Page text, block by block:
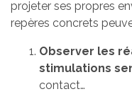
projeter ses propres
repères concrets
Observer les
stimulations
contact…